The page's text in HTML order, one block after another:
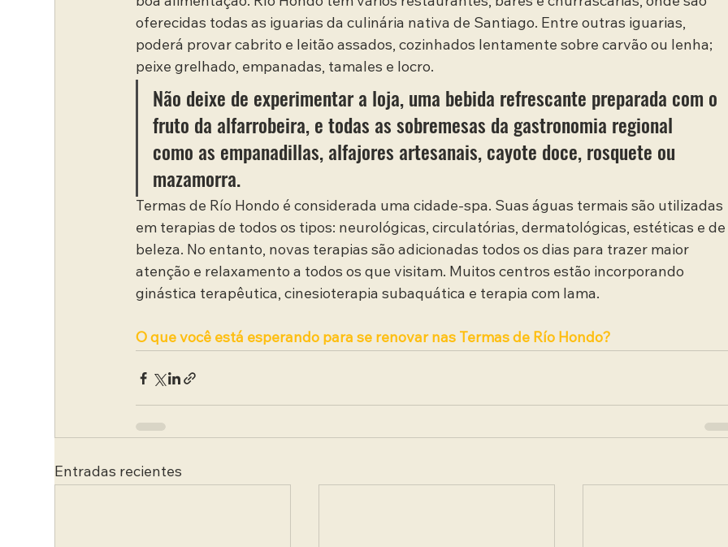
oferecidas todas as iguarias da culinária nativa de Santiago. Entre outras iguarias,
poderá provar cabrito e leitão assados, cozinhados lentamente sobre carvão ou lenha;
peixe grelhado, empanadas, tamales e locro.
Não deixe de experimentar a loja, uma bebida refrescante preparada com o
fruto da alfarrobeira, e todas as sobremesas da gastronomia regional
como as empanadillas, alfajores artesanais, cayote doce, rosquete ou
mazamorra.
Termas de Río Hondo é considerada uma cidade-spa. Suas águas termais são utilizadas
em terapias de todos os tipos: neurológicas, circulatórias, dermatológicas, estéticas e de
beleza. No entanto, novas terapias são adicionadas todos os dias para trazer maior
atenção e relaxamento a todos os que visitam. Muitos centros estão incorporando
ginástica terapêutica, cinesioterapia subaquática e terapia com lama.
O que você está esperando para se renovar nas Termas de Río Hondo?
Entradas recientes